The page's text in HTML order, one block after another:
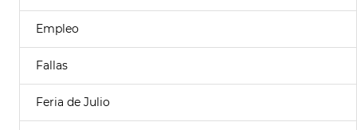
Empleo
Fallas
Feria de Julio